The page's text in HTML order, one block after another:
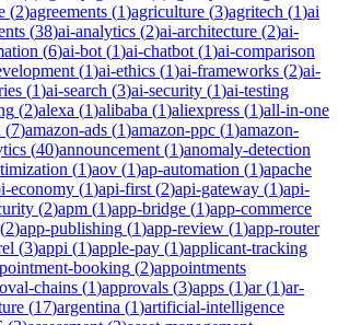
(2)agreements (1)agriculture (3)agritech (1)ai
(38)ai-analytics (2)ai-architecture (2)ai-
(6)ai-bot (1)ai-chatbot (1)ai-comparison
(1)ai-ethics (1)ai-frameworks (2)ai-
(1)ai-search (3)ai-security (1)ai-testing
(2)alexa (1)alibaba (1)aliexpress (1)all-in-one
(7)amazon-ads (1)amazon-ppc (1)amazon-
(40)announcement (1)anomaly-detection
(1)aov (1)ap-automation (1)apache
economy (1)api-first (2)api-gateway (1)api-
(2)apm (1)app-bridge (1)app-commerce
(2)app-publishing (1)app-review (1)app-router
(3)appi (1)apple-pay (1)applicant-tracking
booking (2)appointments
chains (1)approvals (3)apps (1)ar(1)ar-
(17)argentina (1)artificial-intelligence